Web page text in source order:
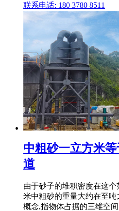
联系电话: 180 3780 8511
中粗砂一立方米
道
由于砂子的堆积密度在这
米中粗砂的重量大约在至
概念,指物体占据的三维空